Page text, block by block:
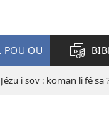
POU OU
Jézu i sov : koman li fé sa